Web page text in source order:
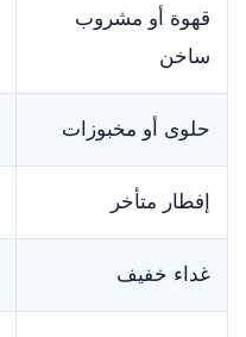
قهوة أو مشروب
ساخن
حلوى أو مخبوزات
إفطار متأخر
غداء خفيف